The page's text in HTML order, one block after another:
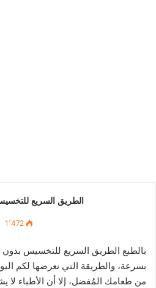
الطريق السريع
1٬472
بالطبع الطريق السريع للتخسيس
بسرعة، والطريقة التي نعرضها لكم
من طعامك المُفضل، إلا أن الأطباء